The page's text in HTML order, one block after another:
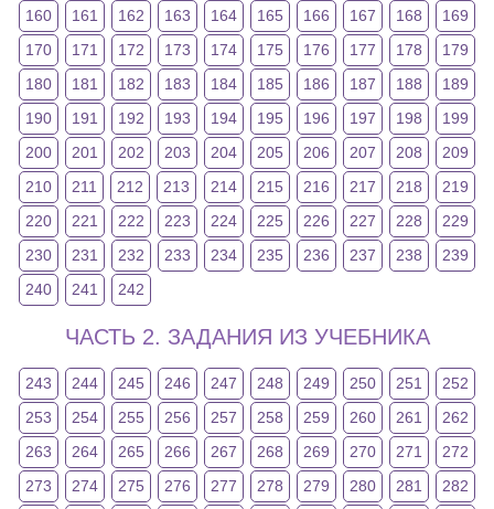
160
161 162 163 164 165 166 167 168
169
170
171 172 173 174 175 176 177 178
179
180
181 182 183 184 185 186 187 188
189
190
191 192 193 194 195 196 197 198
199
200
201 202 203 204 205 206 207 208
209
210
211 212 213 214 215 216 217 218
219
220
221 222 223 224 225 226 227 228
229
230
231 232 233 234 235 236 237 238
239
240
241 242
ЧАСТЬ 2. ЗАДАНИЯ ИЗ УЧЕБНИКА
243 244 245 246 247 248 249 250 251
252
253
254 255 256 257 258 259 260 261
262
263
264 265 266 267 268 269 270 271
272
273
274 275 276 277 278 279 280 281 282